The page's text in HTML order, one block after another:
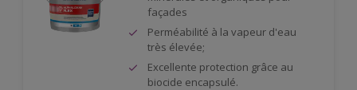
façades
Perméabilité à la vapeur d'eau
très élevée;
Excellente protection grâce au
biocide encapsulé.